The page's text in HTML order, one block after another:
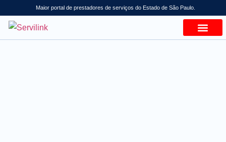
Maior portal de prestadores de serviços do Estado de São Paulo.